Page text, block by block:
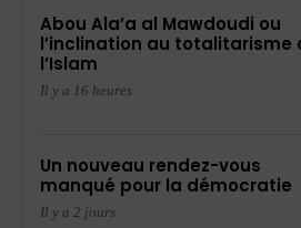
Abou Ala’a al Mawdoudi ou
l’inclination au totalitarisme
l’Islam
Il y a 16 heures
Un nouveau rendez-vous
manqué pour la démocratie
Il y a 2 jours